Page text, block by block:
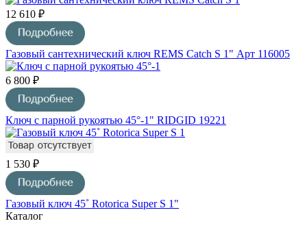
12 610 ₽
Газовый сантехнический ключ REMS Catch S 1" Арт 116005
6 800 ₽
Ключ с парной рукоятью 45°-1" RIDGID 19221
1 530 ₽
Газовый ключ 45˚ Rotorica Super S 1"
Каталог